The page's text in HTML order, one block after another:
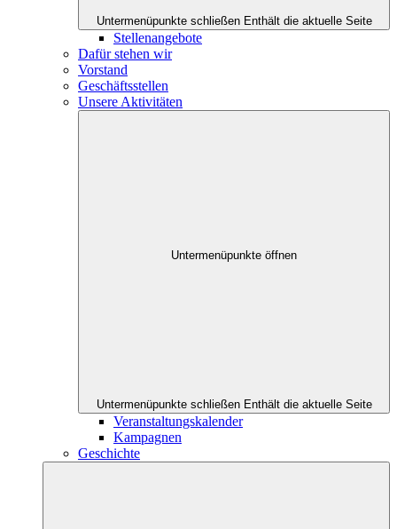
Untermenüpunkte schließen Enthält die aktuelle Seite
Stellenangebote
Dafür stehen wir
Vorstand
Geschäftsstellen
Unsere Aktivitäten
Untermenüpunkte öffnen
Untermenüpunkte schließen Enthält die aktuelle Seite
Veranstaltungskalender
Kampagnen
Geschichte